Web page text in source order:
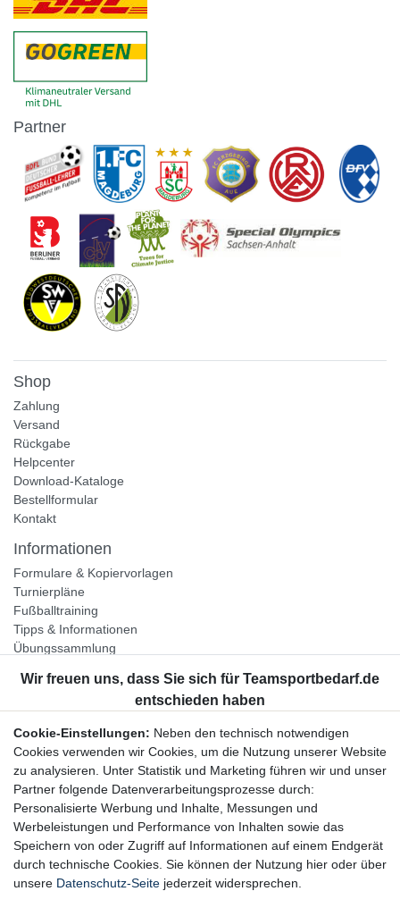
Partner
Shop
Zahlung
Versand
Rückgabe
Helpcenter
Download-Kataloge
Bestellformular
Kontakt
Informationen
Formulare & Kopiervorlagen
Turnierpläne
Fußballtraining
Tipps & Informationen
Übungssammlung
Unternehmen
Widerrufsrecht
Bestellung widerrufen
Datenschutzerklärung
AGB
Impressum
Newsletter
Cookie-Einstellungen: Neben den technisch notwendigen
Cookies verwenden wir Cookies, um die Nutzung unserer Website
zu analysieren. Unter Statistik und Marketing führen wir und unser
Partner folgende Datenverarbeitungsprozesse durch:
Personalisierte Werbung und Inhalte, Messungen und
Werbeleistungen und Performance von Inhalten sowie das
Speichern von oder Zugriff auf Informationen auf einem Endgerät
durch technische Cookies. Sie können der Nutzung hier oder über
unsere Datenschutz-Seite jederzeit widersprechen.